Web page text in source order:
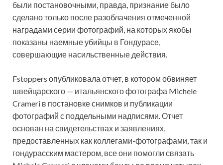
были постановочными, правда, признание было
сделано только после разоблачения отмеченной
наградами серии фотографий, на которых якобы
показаны наемные убийцы в Гондурасе,
совершающие насильственные действия.
Fstoppers опубликовала отчет, в котором обвиняет
швейцарского — итальянского фотографа Michele
Crameri в постановке снимков и публикации
фотографий с поддельными надписями. Отчет
основан на свидетельствах и заявлениях,
предоставленных как коллегами-фотографами, так и
гондурасским мастером, все они помогли связать